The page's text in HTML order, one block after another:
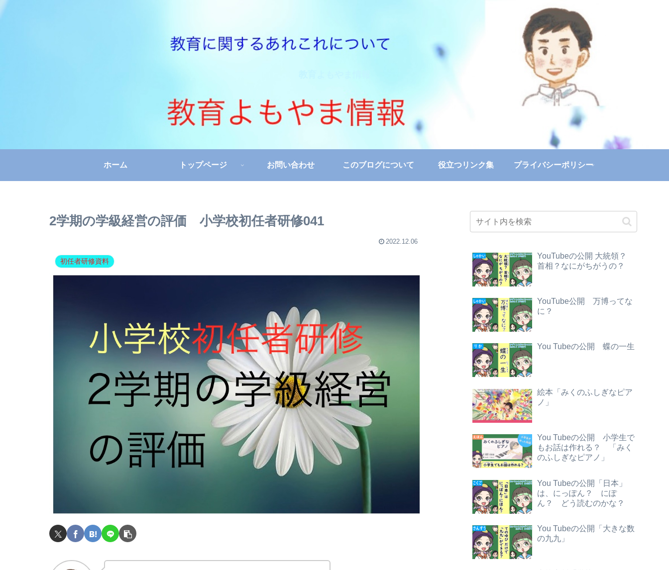
ホーム トップページ お問い合わせ このブログについて 役立つリンク集 プライバシーポリシー
2学期の学級経営の評価 小学校初任者研修041
2022.12.06
初任者研修資料
YouTubeの公開 大統領？
首相？なにがちがうの？
YouTube公開 万博ってな
に？
You Tubeの公開 蝶の一生
絵本「みくのふしぎなピア
ノ」
You Tubeの公開 小学生で
もお話は作れる？ 「みく
のふしぎなピアノ」
You Tubeの公開「日本」
は、にっぽん？ にぽ
ん？ どう読むのかな？
You Tubeの公開「大きな数
の九九」